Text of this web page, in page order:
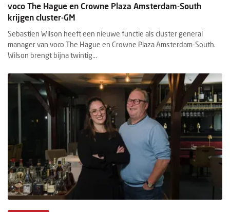
voco The Hague en Crowne Plaza Amsterdam-South
krijgen cluster-GM
Sebastien Wilson heeft een nieuwe functie als cluster general
manager van voco The Hague en Crowne Plaza Amsterdam-South.
Wilson brengt bijna twintig...